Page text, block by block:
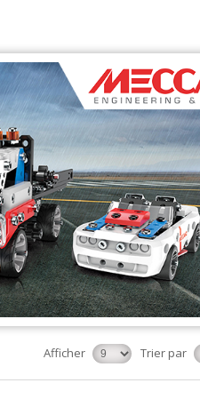
Trier par
Afficher